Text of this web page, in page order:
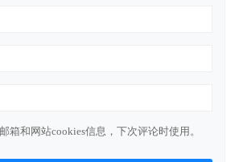
箱和网站cookies信息，下次评论时使用。